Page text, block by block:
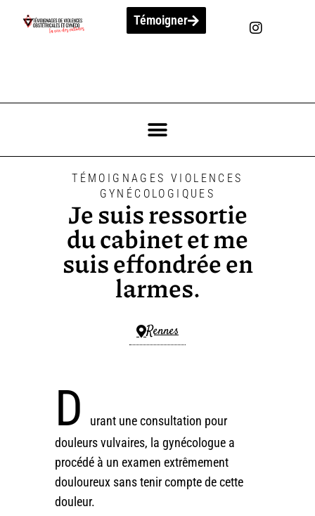
Témoigner
TÉMOIGNAGES VIOLENCES
GYNÉCOLOGIQUES
Je suis ressortie
du cabinet et me
suis effondrée en
larmes.
Rennes
D
urant une consultation pour
douleurs vulvaires, la gynécologue a
procédé à un examen extrêmement
douloureux sans tenir compte de cette
douleur.